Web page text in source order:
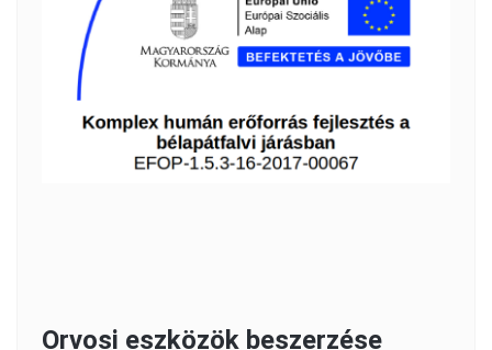
Orvosi eszközök beszerzése